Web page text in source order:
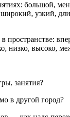
большой,
узкий,
пространстве:
низко, высоко,
занятия?
в другой город?